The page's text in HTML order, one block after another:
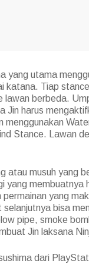
yang utama
katana. Tiap
lawan berbeda.
Jin harus
menggunakan
Stance. Lawan
atau musuh yang
yang
permainan yang
bisa
pipe, smoke
Jin laksana
dari